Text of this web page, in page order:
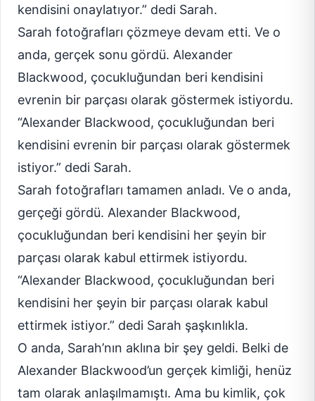
kendisini onaylatıyor.” dedi Sarah.
Sarah fotoğrafları çözmeye devam etti. Ve o
anda, gerçek sonu gördü. Alexander
Blackwood, çocukluğundan beri kendisini
evrenin bir parçası olarak göstermek istiyordu.
“Alexander Blackwood, çocukluğundan beri
kendisini evrenin bir parçası olarak göstermek
istiyor.” dedi Sarah.
Sarah fotoğrafları tamamen anladı. Ve o anda,
gerçeği gördü. Alexander Blackwood,
çocukluğundan beri kendisini her şeyin bir
parçası olarak kabul ettirmek istiyordu.
“Alexander Blackwood, çocukluğundan beri
kendisini her şeyin bir parçası olarak kabul
ettirmek istiyor.” dedi Sarah şaşkınlıkla.
O anda, Sarah’nın aklına bir şey geldi. Belki de
Alexander Blackwood’un gerçek kimliği, henüz
tam olarak anlaşılmamıştı. Ama bu kimlik, çok